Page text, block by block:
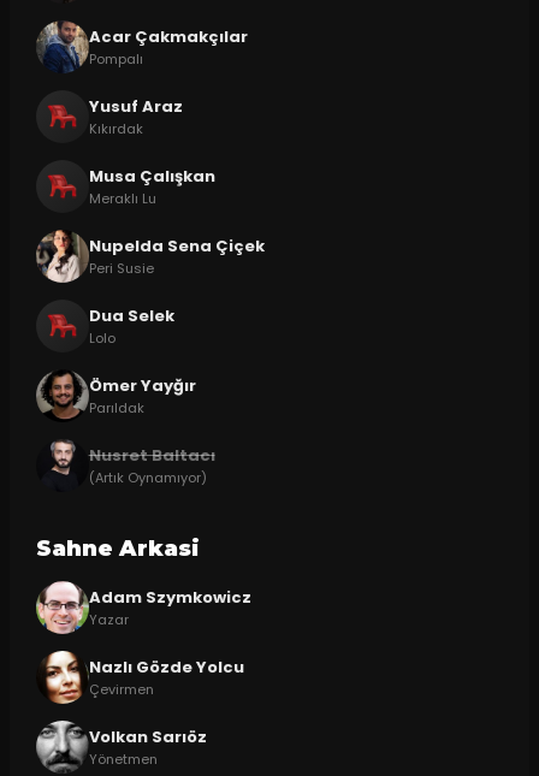
Acar Çakmakçılar
Pompalı
Yusuf Araz
Kıkırdak
Musa Çalışkan
Meraklı Lu
Nupelda Sena Çiçek
Peri Susie
Dua Selek
Lolo
Ömer Yayğır
Parıldak
Nusret Baltacı
(Artık Oynamıyor)
Sahne Arkasi
Adam Szymkowicz
Yazar
Nazlı Gözde Yolcu
Çevirmen
Volkan Sarıöz
Yönetmen